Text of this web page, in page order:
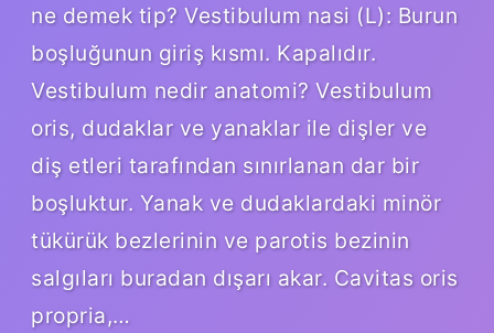
ne demek tip? Vestibulum nasi (L): Burun
boşluğunun giriş kısmı. Kapalıdır.
Vestibulum nedir anatomi? Vestibulum
oris, dudaklar ve yanaklar ile dişler ve
diş etleri tarafından sınırlanan dar bir
boşluktur. Yanak ve dudaklardaki minör
tükürük bezlerinin ve parotis bezinin
salgıları buradan dışarı akar. Cavitas oris
propria,…